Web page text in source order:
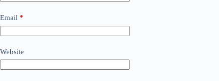
Email *
Website